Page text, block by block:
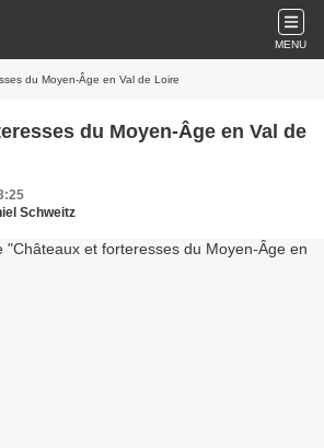
MENU
du Moyen-Âge en Val de Loire
du Moyen-Âge en Val de
Schweitz